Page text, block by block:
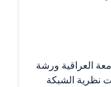
العراقية ورشة
نظرية الشبكة